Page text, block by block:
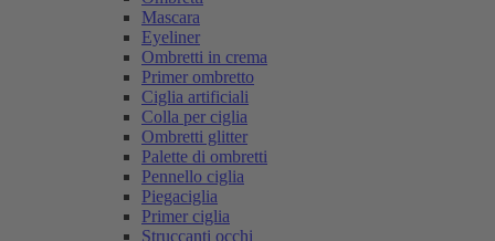
Mascara
Eyeliner
Ombretti in crema
Primer ombretto
Ciglia artificiali
Colla per ciglia
Ombretti glitter
Palette di ombretti
Pennello ciglia
Piegaciglia
Primer ciglia
Struccanti occhi